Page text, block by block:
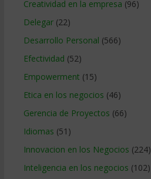
Creatividad en la empresa (96)
Delegar(22)
Desarrollo Personal (566)
Efectividad (52)
Empowerment (15)
Etica en los negocios (46)
Gerencia de Proyectos (66)
Idiomas (51)
Innovacion en los Negocios (224)
Inteligencia en los negocios (102)